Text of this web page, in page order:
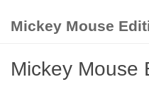
Mickey Mouse
Mickey Mouse